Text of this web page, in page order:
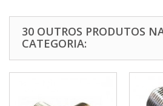
30 OUTROS PRODUTOS
CATEGORIA: